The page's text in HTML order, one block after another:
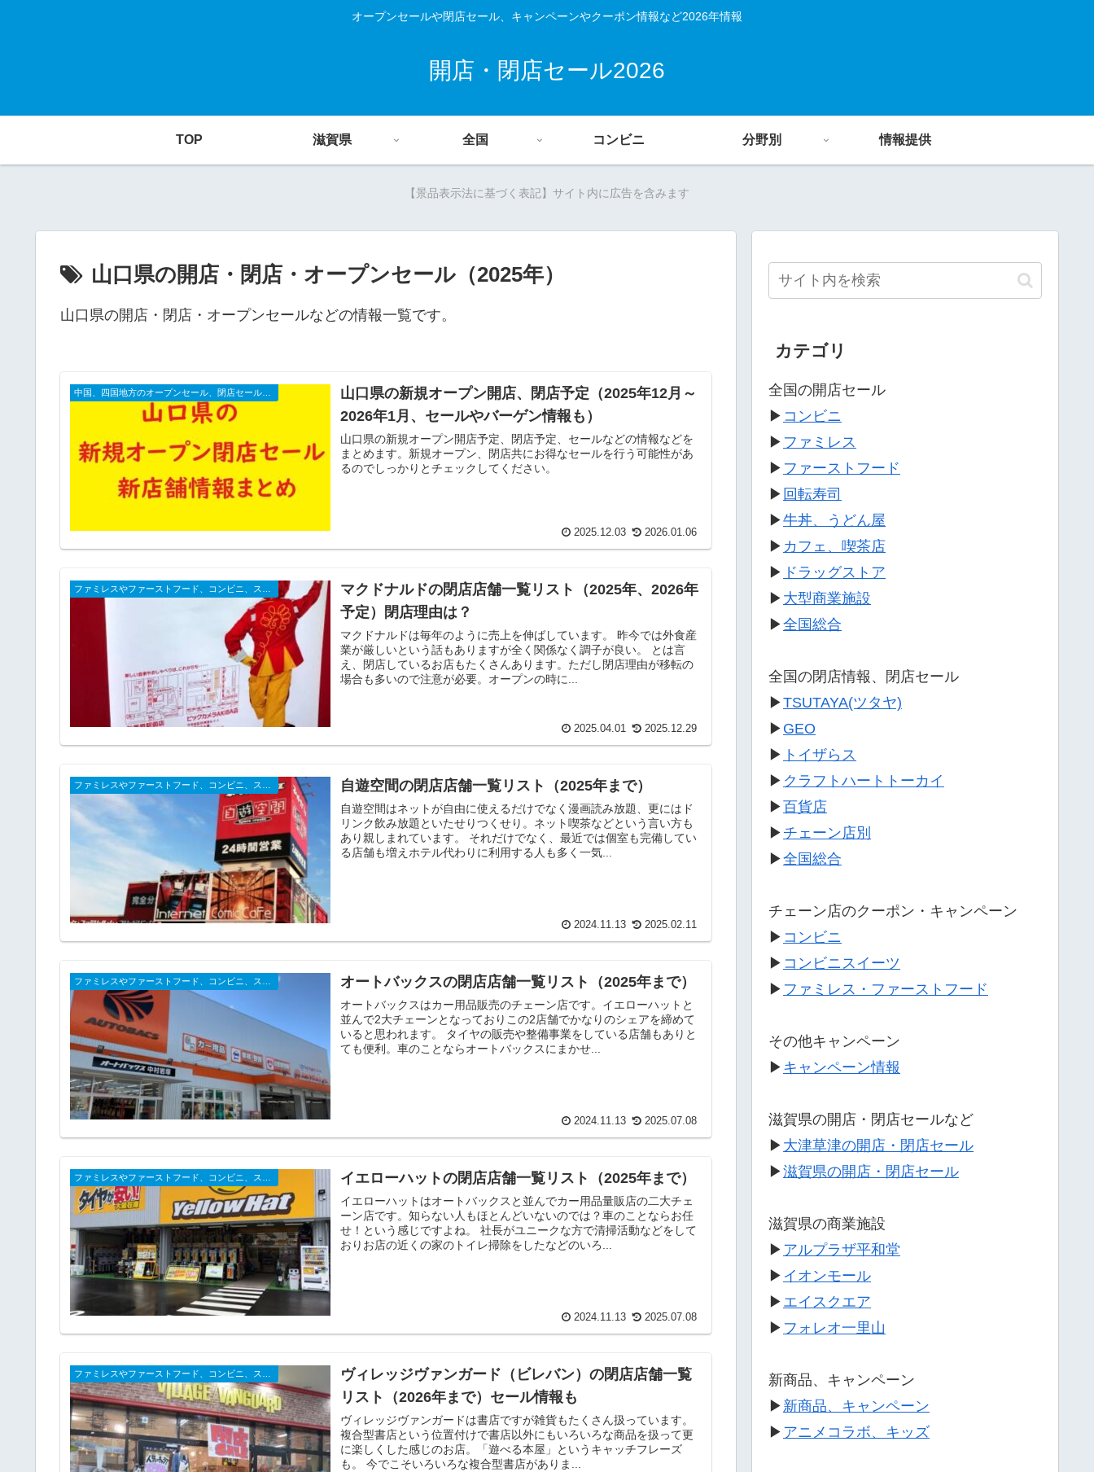
オープンセールや閉店セール、キャンペーンやクーポン情報など2026年情報
開店・閉店セール2026
TOP 滋賀県 全国 コンビニ 分野別 情報提供
【景品表示法に基づく表記】サイト内に広告を含みます
山口県の開店・閉店・オープンセール（2025年）
山口県の開店・閉店・オープンセールなどの情報一覧です。
山口県の新規オープン開店、閉店予定（2025年12月～
2026年1月、セールやバーゲン情報も）
山口県の新規オープン開店予定、閉店予定、セールなどの情報などを
まとめます。新規オープン、閉店共にお得なセールを行う可能性があ
るのでしっかりとチェックしてください。
2025.12.03 2026.01.06
マクドナルドの閉店店舗一覧リスト（2025年、2026年
予定）閉店理由は？
マクドナルドは毎年のように売上を伸ばしています。 昨今では外食産
業が厳しいという話もありますが全く関係なく調子が良い。 とは言
え、閉店しているお店もたくさんあります。ただし閉店理由が移転の
場合も多いので注意が必要。オープンの時に...
2025.04.01 2025.12.29
自遊空間の閉店店舗一覧リスト（2025年まで）
自遊空間はネットが自由に使えるだけでなく漫画読み放題、更にはド
リンク飲み放題といたせりつくせり。ネット喫茶などという言い方も
あり親しまれています。 それだけでなく、最近では個室も完備してい
る店舗も増えホテル代わりに利用する人も多く一気...
2024.11.13 2025.02.11
オートバックスの閉店店舗一覧リスト（2025年まで）
オートバックスはカー用品販売のチェーン店です。イエローハットと
並んで2大チェーンとなっておりこの2店舗でかなりのシェアを締めて
いると思われます。 タイヤの販売や整備事業をしている店舗もありと
ても便利。車のことならオートバックスにまかせ...
2024.11.13 2025.07.08
イエローハットの閉店店舗一覧リスト（2025年まで）
イエローハットはオートバックスと並んでカー用品量販店の二大チェ
ーン店です。知らない人もほとんどいないのでは？車のことならお任
せ！という感じですよね。 社長がユニークな方で清掃活動などをして
おりお店の近くの家のトイレ掃除をしたなどのいろ...
2024.11.13 2025.07.08
ヴィレッジヴァンガード（ビレバン）の閉店店舗一覧
リスト（2026年まで）セール情報も
ヴィレッジヴァンガードは書店ですが雑貨もたくさん扱っています。
複合型書店という位置付けで書店以外にもいろいろな商品を扱って更
に楽しくした感じのお店。「遊べる本屋」というキャッチフレーズ
も。 今でこそいろいろな複合型書店がありま...
カテゴリ
全国の開店セール
▶ コンビニ
▶ ファミレス
▶ ファーストフード
▶ 回転寿司
▶牛丼、うどん屋
▶ カフェ、喫茶店
▶ ドラッグストア
▶ 大型商業施設
▶全国総合
全国の閉店情報、閉店セール
▶TSUTAYA(ツタヤ)
▶ GEO
▶ トイザらス
▶ クラフトハートトーカイ
▶百貨店
▶ チェーン店別
▶全国総合
チェーン店のクーポン・キャンペーン
▶ コンビニ
▶ コンビニスイーツ
▶ ファミレス・ファーストフード
その他キャンペーン
▶ キャンペーン情報
滋賀県の開店・閉店セールなど
▶ 大津草津の開店・閉店セール
▶滋賀県の開店・閉店セール
滋賀県の商業施設
▶ アルプラザ平和堂
▶ イオンモール
▶ エイスクエア
▶ フォレオ一里山
新商品、キャンペーン
▶ 新商品、キャンペーン
▶ アニメコラボ、キッズ